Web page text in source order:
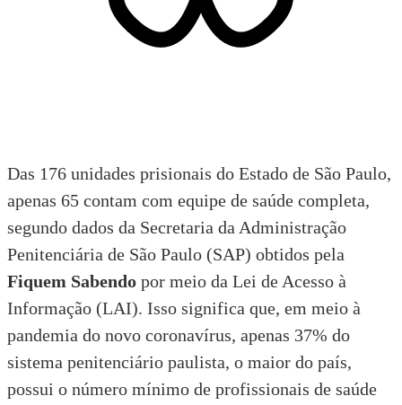
Das 176 unidades prisionais do Estado de São Paulo,
apenas 65 contam com equipe de saúde completa,
segundo dados da Secretaria da Administração
Penitenciária de São Paulo (SAP) obtidos pela
Fiquem Sabendo por meio da Lei de Acesso à
Informação (LAI). Isso significa que, em meio à
pandemia do novo coronavírus, apenas 37% do
sistema penitenciário paulista, o maior do país,
possui o número mínimo de profissionais de saúde